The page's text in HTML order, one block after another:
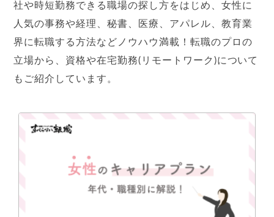
社や時短勤務できる職場の探し方をはじめ、女性に
人気の事務や経理、秘書、医療、アパレル、教育業
界に転職する方法などノウハウ満載！転職のプロの
立場から、資格や在宅勤務(リモートワーク)について
もご紹介しています。